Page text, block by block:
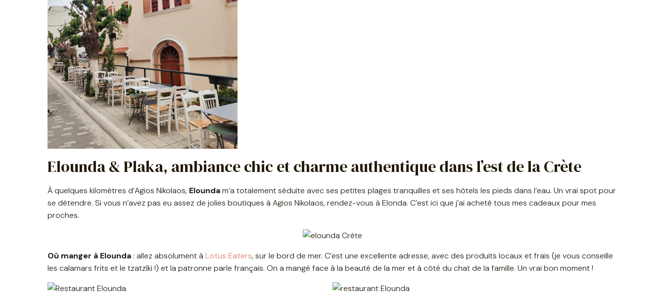
Elounda & Plaka, ambiance chic et charme authentique dans l’est de la Crète
À quelques kilomètres d’Agios Nikolaos, Eloundam’a totalement séduite avec ses petites plages tranquilles et ses hôtels les pieds dans l’eau. Un vrai spot pour
se détendre. Si vous n’avez pas eu assez de jolies boutiques à Agios Nikolaos, rendez-vous à Elonda. C’est ici que j’ai acheté tous mes cadeaux pour mes
proches.
Où manger à Elounda : allez absolument à Lotus Eaters, sur le bord de mer. C’est une excellente adresse, avec des produits locaux et frais (je vous conseille
les calamars frits et le tzatzíki !) et la patronne parle français. On a mangé face à la beauté de la mer et à côté du chat de la famille. Un vrai bon moment !